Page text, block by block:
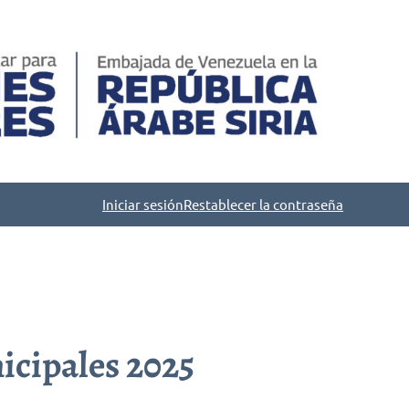
Iniciar sesiónRestablecer la contraseña
2025